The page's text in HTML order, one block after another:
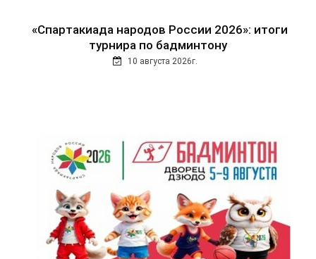
«Спартакиада народов России 2026»: итоги
турнира по бадминтону
10 августа 2026г.